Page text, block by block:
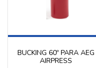
BUCKING 60º PARA AEG
AIRPRESS